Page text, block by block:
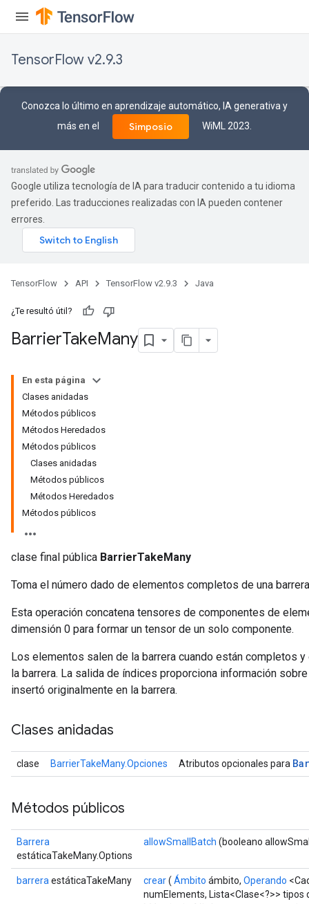
TensorFlow v2.9.3
Conozca lo último en aprendizaje automático, IA generativa y
más en el
Simposio WiML 2023.
Google utiliza tecnología de IA para traducir contenido a tu idioma
preferido. Las traducciones realizadas con IA pueden contener
errores.
TensorFlow API TensorFlow v2.9.3 Java
¿Te resultó útil?
BarrierTakeMany
En esta página
Clases anidadas
Métodos públicos
Métodos Heredados
Métodos públicos
Clases anidadas
Métodos públicos
Métodos Heredados
Métodos públicos
clase final pública BarrierTakeMany
Toma el número dado de elementos completos de una
Esta operación concatena tensores de componentes de
dimensión 0 para formar un tensor de un solo componente.
Los elementos salen de la barrera cuando están completos
la barrera. La salida de índices proporciona información
insertó originalmente en la barrera.
Clases anidadas
clase BarrierTakeMany.Opciones Atributos opcionales para
Métodos públicos
Barrera
estáticaTakeMany.Options
allowSmallBatch (booleano
barrera estáticaTakeMany crear( Ámbito ámbito, Operando
numElements, Lista<Clase<?>>